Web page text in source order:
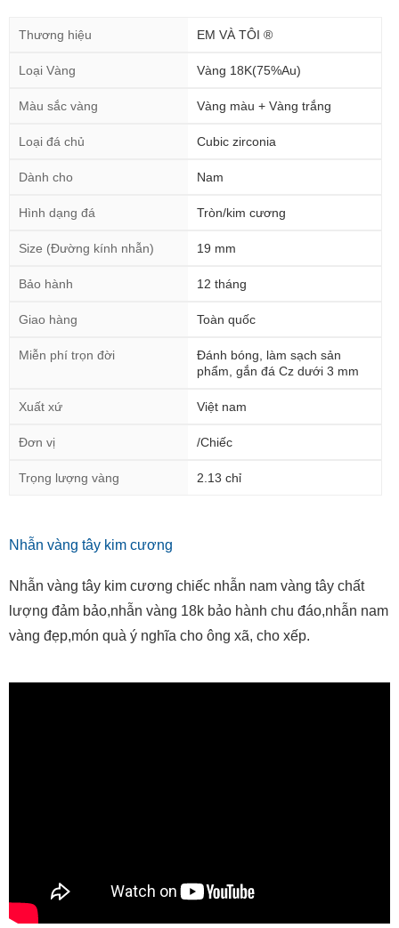
Thương hiệu EM VÀ TÔI ®
Loại Vàng Vàng 18K(75%Au)
Màu sắc vàng Vàng màu + Vàng trắng
Loại đá chủ Cubic zirconia
Dành cho Nam
Hình dạng đá Tròn/kim cương
Size (Đường kính nhẫn) 19 mm
Bảo hành 12 tháng
Giao hàng Toàn quốc
Miễn phí trọn đời
Đánh bóng, làm sạch sản
phẩm, gắn đá Cz dưới 3 mm
Xuất xứ Việt nam
Đơn vị /Chiếc
Trọng lượng vàng 2.13 chỉ
Nhẫn vàng tây kim cương
Nhẫn vàng tây kim cương chiếc nhẫn nam vàng tây chất
lượng đảm bảo,nhẫn vàng 18k bảo hành chu đáo,nhẫn nam
vàng đẹp,món quà ý nghĩa cho ông xã, cho xếp.